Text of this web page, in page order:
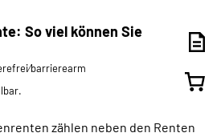
So viel können Sie
zählen neben den Renten